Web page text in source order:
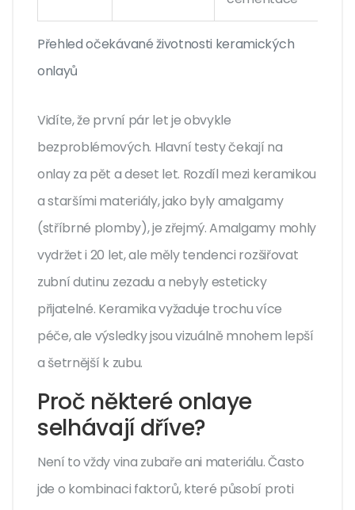
Přehled očekávané životnosti keramických
onlayů
Vidíte, že první pár let je obvykle
bezproblémových. Hlavní testy čekají na
onlay za pět a deset let. Rozdíl mezi keramikou
a staršími materiály, jako byly amalgamy
(stříbrné plomby), je zřejmý. Amalgamy mohly
vydržet i 20 let, ale měly tendenci rozšiřovat
zubní dutinu zezadu a nebyly esteticky
přijatelné. Keramika vyžaduje trochu více
péče, ale výsledky jsou vizuálně mnohem lepší
a šetrnější k zubu.
Proč některé onlaye
selhávají dříve?
Není to vždy vina zubaře ani materiálu. Často
jde o kombinaci faktorů, které působí proti